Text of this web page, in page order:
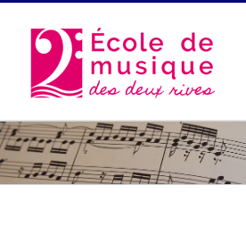
content